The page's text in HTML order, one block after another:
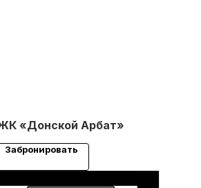
«Донской Арбат»
Забронировать